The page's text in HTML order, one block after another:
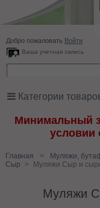
Добро пожаловать Войти
Ваша учетная запись
Категории
Минимальный
условии
Главная > Муляжи,
Сыр
> Муляжи Сыр и
Муляжи